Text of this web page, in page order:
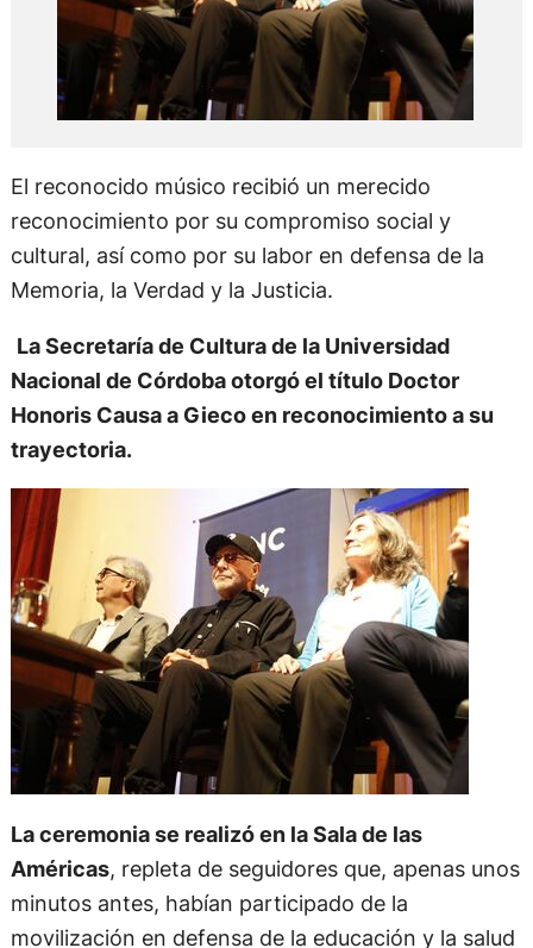
El reconocido músico recibió un merecido
reconocimiento por su compromiso social y
cultural, así como por su labor en defensa de la
La Secretaría de Cultura de la Universidad
Nacional de Córdoba otorgó el título Doctor
Honoris Causa a Gieco en reconocimiento a su
La ceremonia se realizó en la Sala de las
Américas, repleta de seguidores que, apenas unos
minutos antes, habían participado de la